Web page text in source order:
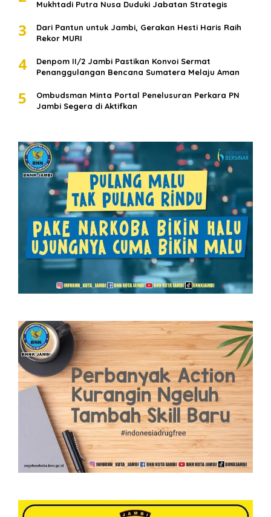
Mukhtadi Putra Nusa Duduki Jabatan Strategis
3
Dari Pantun untuk Jambi, Gerakan Hesti Haris Raih
Rekor MURI
4
Denpom II/2 Jambi Pastikan Konvoi Sermat
Penanggulangan Bencana Sumatera Melaju Aman
5
Ombudsman Minta Portal Penelusuran Perkara PN
Jambi Segera di Aktifkan